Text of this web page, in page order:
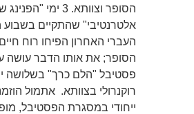
הסופר וצוותא. 3 ימי
אלטרנטיבי" שהתקיים
העברי האחרון הפיחו רוח
הסופר; את אותו הדבר עושה
פסטיבל "הלם כרך" בשלושה
רוקנרולי בצוותא. אתמול
ייחודי במסגרת הפסטיבל,